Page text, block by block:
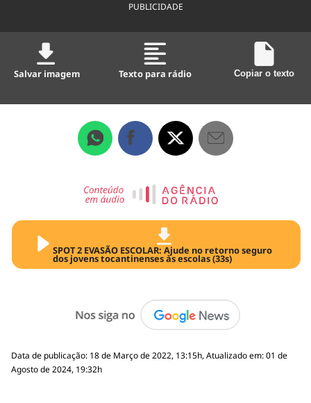
PUBLICIDADE
Salvar imagem Texto para rádio Copiar o texto
SPOT 2 EVASÃO ESCOLAR: Ajude no retorno seguro
dos jovens tocantinenses às escolas (33s)
Data de publicação: 18 de Março de 2022, 13:15h, Atualizado em: 01 de
Agosto de 2024, 19:32h